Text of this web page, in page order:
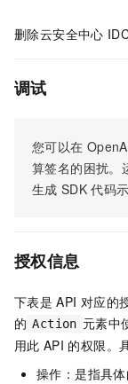
删除云安全中心
调试
您可以在
算签名的困扰。
生成 SDK 代码示
授权信息
下表是 API 对应的
的 Action 元素中
用此 API 的权限。
操作：是指具体